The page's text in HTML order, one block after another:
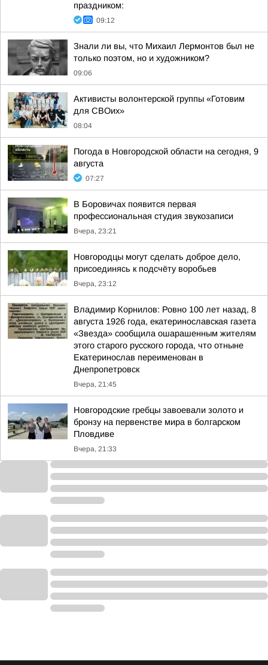
праздником:
09:12
Знали ли вы, что Михаил Лермонтов был не
только поэтом, но и художником?
09:06
Активисты волонтерской группы «Готовим
для СВОих»
08:04
Погода в Новгородской области на сегодня, 9
августа
07:27
В Боровичах появится первая
профессиональная студия звукозаписи
Вчера, 23:21
Новгородцы могут сделать доброе дело,
присоединясь к подсчёту воробьев
Вчера, 23:12
Владимир Корнилов: Ровно 100 лет назад, 8
августа 1926 года, екатеринославская газета
«Звезда» сообщила ошарашенным жителям
этого старого русского города, что отныне
Екатеринослав переименован в
Днепропетровск
Вчера, 21:45
Новгородские гребцы завоевали золото и
бронзу на первенстве мира в болгарском
Пловдиве
Вчера, 21:33